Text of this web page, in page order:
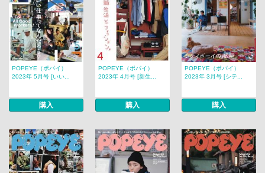
POPEYE（ポパイ）
2023年 5月号 [いい...
購入
POPEYE（ポパイ）
2023年 4月号 [新生...
購入
POPEYE（ポパイ）
2023年 3月号 [シテ...
購入